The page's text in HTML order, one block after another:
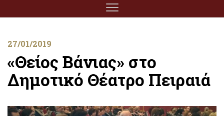
27/01/2019
«Θείος Βάνιας» στο
Δημοτικό Θέατρο Πειραιά